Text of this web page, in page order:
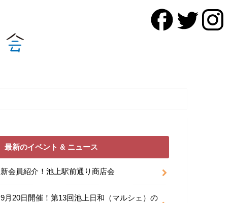
最新のイベント & ニュース
新会員紹介！池上駅前通り商店会
9月20日開催！第13回池上日和（マルシェ）の